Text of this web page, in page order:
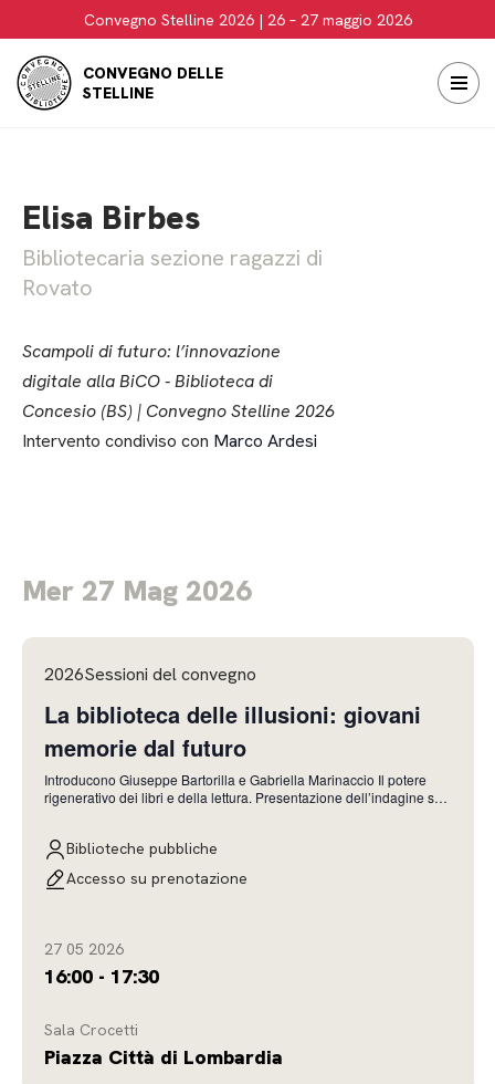
Vai
al
Convegno Stelline 2026 | 26 – 27 maggio 2026
CONVEGNO DELLE
STELLINE
Elisa Birbes
Bibliotecaria sezione ragazzi di
Rovato
Scampoli di futuro: l’innovazione
digitale alla BiCO - Biblioteca di
Concesio (BS) | Convegno Stelline 2026
Intervento condiviso con Marco Ardesi
Mer 27 Mag 2026
27 05 2026
16:00 - 17:30
Sala Crocetti
Piazza Città di Lombardia
2026Sessioni del convegno
La biblioteca delle illusioni: giovani
memorie dal futuro
Introducono Giuseppe Bartorilla e Gabriella Marinaccio Il potere
rigenerativo dei libri e della lettura. Presentazione dell’indagine sul
Centro di Studi su Merc
Biblioteche pubbliche
Accesso su prenotazione